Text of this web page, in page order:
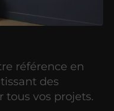
référence en
des
tous vos projets.